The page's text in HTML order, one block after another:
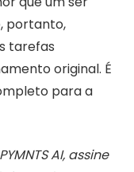
portanto,
tarefas
original. É
para a
AI, assine